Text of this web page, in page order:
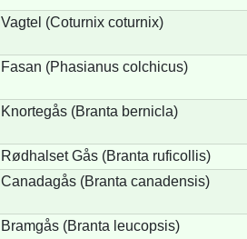
Vagtel (Coturnix coturnix)
Fasan (Phasianus colchicus)
Knortegås (Branta bernicla)
Rødhalset Gås (Branta ruficollis)
Canadagås (Branta canadensis)
Bramgås (Branta leucopsis)